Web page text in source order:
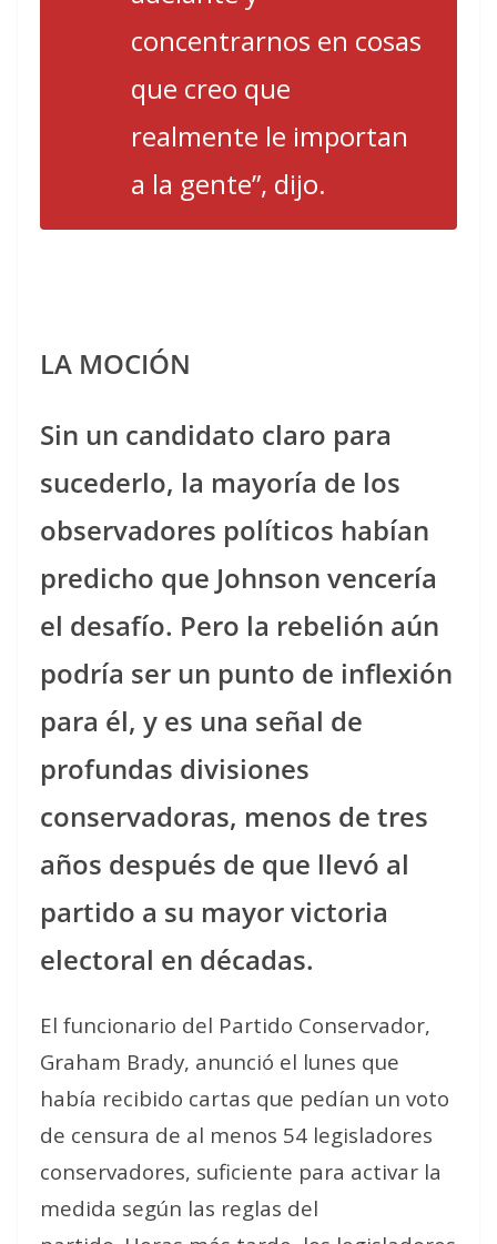
concentrarnos en cosas
que creo que
realmente le importan
a la gente”, dijo.
LA MOCIÓN
Sin un candidato claro para
sucederlo, la mayoría de los
observadores políticos habían
predicho que Johnson vencería
el desafío. Pero la rebelión aún
podría ser un punto de inflexión
para él, y es una señal de
profundas divisiones
conservadoras, menos de tres
años después de que llevó al
partido a su mayor victoria
electoral en décadas.
El funcionario del Partido Conservador,
Graham Brady, anunció el lunes que
había recibido cartas que pedían un voto
de censura de al menos 54 legisladores
conservadores, suficiente para activar la
medida según las reglas del